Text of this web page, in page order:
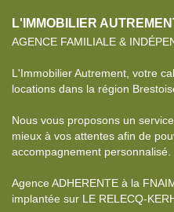
L'IMMOBILIER
AGENCE FAMILIALE &
L'Immobilier Autrement, votre
locations dans la région
Nous vous proposons un
mieux à vos attentes afin de
accompagnement personnalisé.
Agence ADHERENTE à la
implantée sur LE RELECQ-